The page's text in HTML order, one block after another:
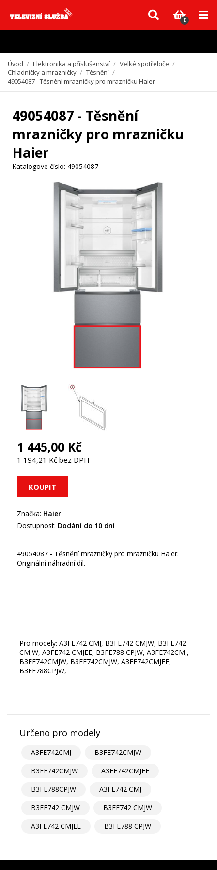
Vzhledem k aktuální situaci se může dodání dílů, které nejsou skladem,
zpozdit. Děkujeme za pochopení.
0
Úvod / Elektronika a příslušenství / Velké spotřebiče /
Chladničky a mrazničky / Těsnění /
49054087 - Těsnění mrazničky pro mrazničku Haier
49054087 - Těsnění
mrazničky pro mrazničku
Haier
Katalogové číslo: 49054087
1 445,00 Kč
1 194,21 Kč bez DPH
Značka: Haier
Dostupnost: Dodání do 10 dní
49054087 - Těsnění mrazničky pro mrazničku Haier.
Originální náhradní díl.
Pro modely: A3FE742 CMJ, B3FE742 CMJW, B3FE742
CMJW, A3FE742 CMJEE, B3FE788 CPJW, A3FE742CMJ,
B3FE742CMJW, B3FE742CMJW, A3FE742CMJEE,
B3FE788CPJW,
Určeno pro modely
A3FE742CMJ
B3FE742CMJW
B3FE742CMJW
A3FE742CMJEE
B3FE788CPJW
A3FE742 CMJ
B3FE742 CMJW
B3FE742 CMJW
A3FE742 CMJEE
B3FE788 CPJW